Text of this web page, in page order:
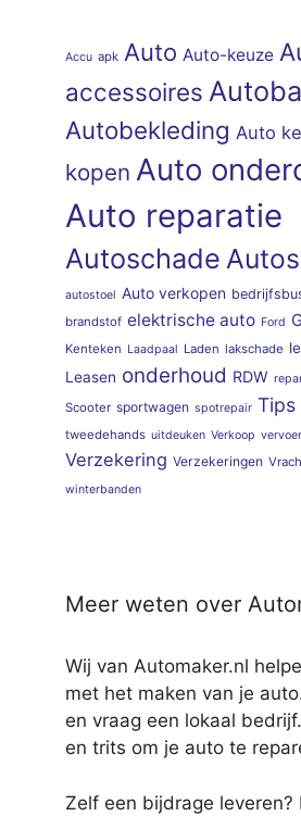
Accu apk Auto Auto-keuze
accessoires
Autobekleding Auto
kopen Auto
Auto reparatie
Autoschade
autostoel Auto verkopen
brandstof elektrische auto Ford
Kenteken Laadpaal Laden lakschade
Leasen onderhoud RDW
Scooter sportwagen spotrepair Tips
tweedehands uitdeuken Verkoop
Verzekering Verzekeringen
winterbanden
Meer weten over
Wij van Automaker.nl
met het maken van je
en vraag een lokaal
en trits om je auto te
Zelf een bijdrage leveren?